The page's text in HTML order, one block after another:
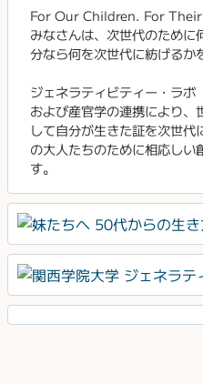
For Our Children. For
みなさんは、次世代のため
分なら何を次世代に紡げるか
ジェネラティビティー・ラ
および産官学の連携により、
して自分が生きた証を次世
の大人たちのために相応し
す。